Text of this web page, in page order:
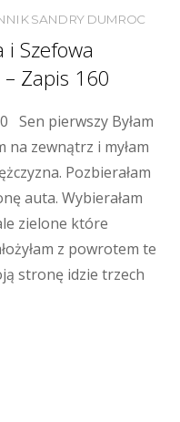
SANDRY DUMROC
i Szefowa
Zapis 160
Sen pierwszy Byłam
na zewnątrz i myłam
Pozbierałam
auta. Wybierałam
zielone które
z powrotem te
stronę idzie trzech